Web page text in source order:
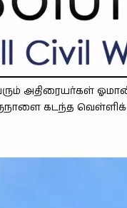
அதிரையர்கள் ஓமான்
கடந்த